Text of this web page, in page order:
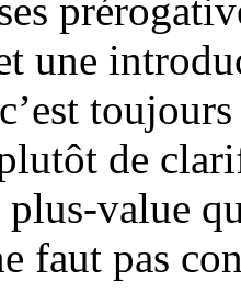
une
de
plus-value
faut pas